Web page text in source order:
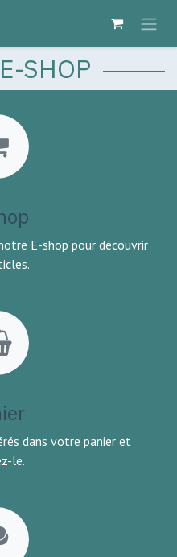
SHOP
E-shop pour découvrir
dans votre panier et
le.